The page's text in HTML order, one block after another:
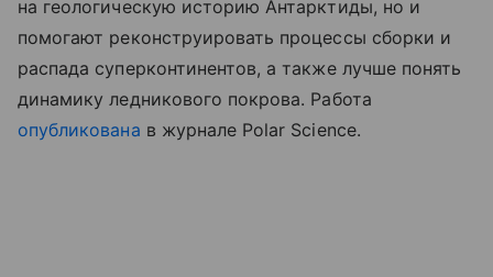
на геологическую историю Антарктиды, но и
помогают реконструировать процессы сборки и
распада суперконтинентов, а также лучше понять
динамику ледникового покрова. Работа
опубликована в журнале Polar Science.